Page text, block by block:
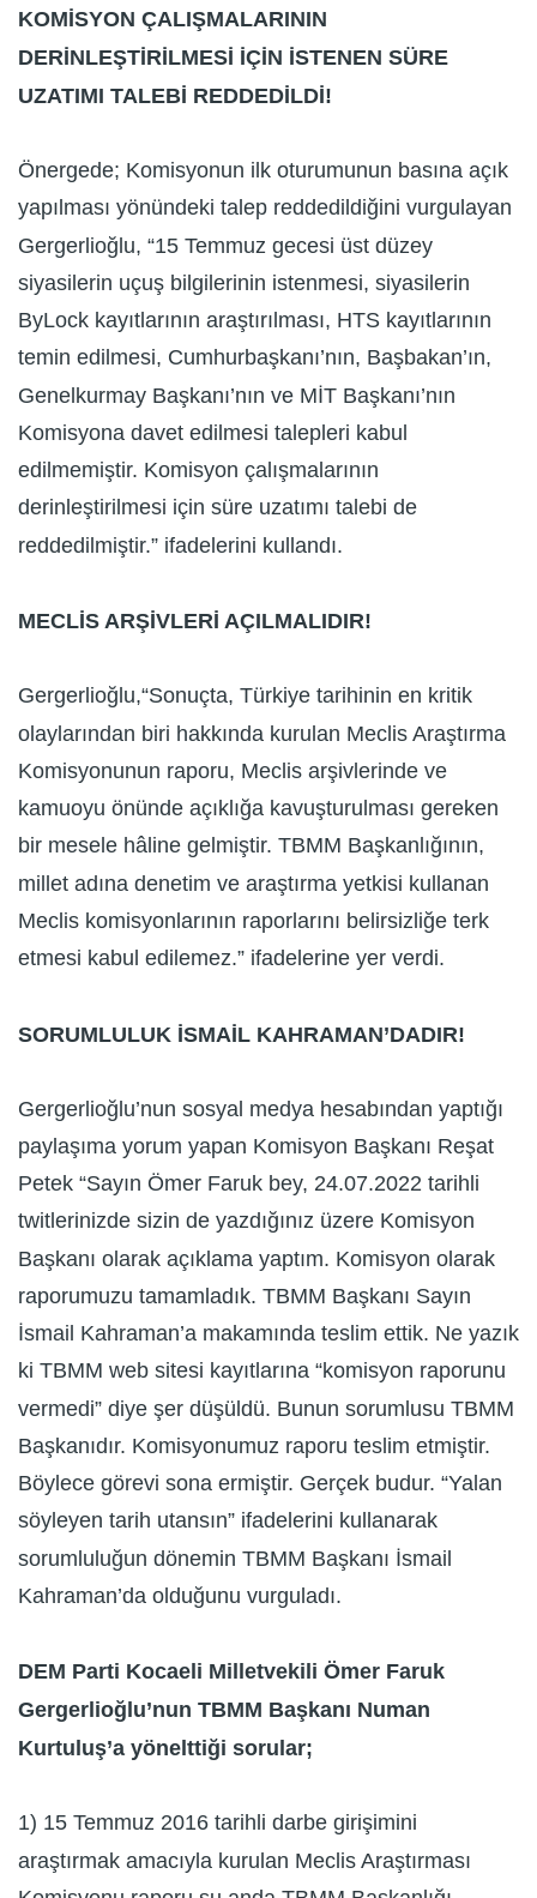
KOMİSYON ÇALIŞMALARININ
DERİNLEŞTİRİLMESİ İÇİN İSTENEN SÜRE
UZATIMI TALEBİ REDDEDİLDİ!
Önergede; Komisyonun ilk oturumunun basına açık
yapılması yönündeki talep reddedildiğini vurgulayan
Gergerlioğlu, “15 Temmuz gecesi üst düzey
siyasilerin uçuş bilgilerinin istenmesi, siyasilerin
ByLock kayıtlarının araştırılması, HTS kayıtlarının
temin edilmesi, Cumhurbaşkanı’nın, Başbakan’ın,
Genelkurmay Başkanı’nın ve MİT Başkanı’nın
Komisyona davet edilmesi talepleri kabul
edilmemiştir. Komisyon çalışmalarının
derinleştirilmesi için süre uzatımı talebi de
reddedilmiştir.” ifadelerini kullandı.
MECLİS ARŞİVLERİ AÇILMALIDIR!
Gergerlioğlu,“Sonuçta, Türkiye tarihinin en kritik
olaylarından biri hakkında kurulan Meclis Araştırma
Komisyonunun raporu, Meclis arşivlerinde ve
kamuoyu önünde açıklığa kavuşturulması gereken
bir mesele hâline gelmiştir. TBMM Başkanlığının,
millet adına denetim ve araştırma yetkisi kullanan
Meclis komisyonlarının raporlarını belirsizliğe terk
etmesi kabul edilemez.” ifadelerine yer verdi.
SORUMLULUK İSMAİL KAHRAMAN’DADIR!
Gergerlioğlu’nun sosyal medya hesabından yaptığı
paylaşıma yorum yapan Komisyon Başkanı Reşat
Petek “Sayın Ömer Faruk bey, 24.07.2022 tarihli
twitlerinizde sizin de yazdığınız üzere Komisyon
Başkanı olarak açıklama yaptım. Komisyon olarak
raporumuzu tamamladık. TBMM Başkanı Sayın
İsmail Kahraman’a makamında teslim ettik. Ne yazık
ki TBMM web sitesi kayıtlarına “komisyon raporunu
vermedi” diye şer düşüldü. Bunun sorumlusu TBMM
Başkanıdır. Komisyonumuz raporu teslim etmiştir.
Böylece görevi sona ermiştir. Gerçek budur. “Yalan
söyleyen tarih utansın” ifadelerini kullanarak
sorumluluğun dönemin TBMM Başkanı İsmail
Kahraman’da olduğunu vurguladı.
DEM Parti Kocaeli Milletvekili Ömer Faruk
Gergerlioğlu’nun TBMM Başkanı Numan
Kurtuluş’a yönelttiği sorular;
1) 15 Temmuz 2016 tarihli darbe girişimini
araştırmak amacıyla kurulan Meclis Araştırması